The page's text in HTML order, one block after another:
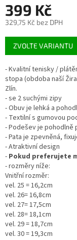
399 Kč
329,75 Kč bez DPH
Měrná
cena:
ZVOLTE VARIANTU
- Kvalitní tenisky /
stopa (obdoba naší
Zlín.
- se 2 suchými zipy
- Obuv je lehká a
- Textilní s gumovou
- Podešev je pohodlně
- Pata je zpevněná,
- Atraktivní design
- Pokud preferujete
- rozměry níže:
Vnitřní rozměr:
vel. 25 = 16,2cm
vel. 26= 16,8cm
vel. 27= 17,5cm
vel. 28= 18,1cm
vel. 29 = 18,7cm
vel. 30 = 19,3cm